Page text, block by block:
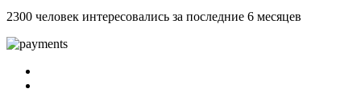
2300 человек интересовались за последние 6 месяцев